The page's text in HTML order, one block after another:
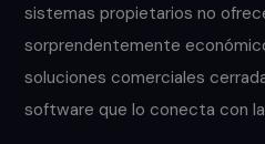
sistemas propietarios no
sorprendentemente
soluciones comerciales
software que lo conecta con